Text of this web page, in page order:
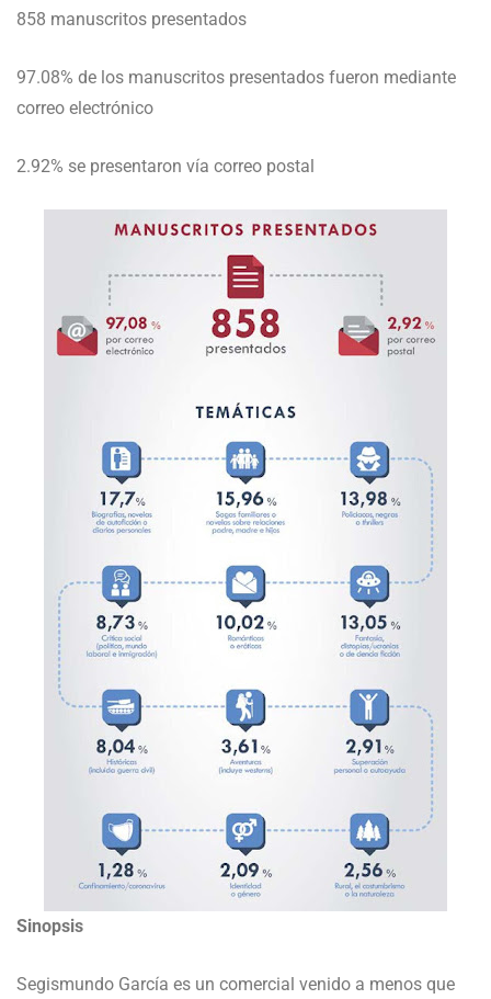
858 manuscritos presentados
97.08% de los manuscritos presentados fueron mediante
correo electrónico
2.92% se presentaron vía correo postal
Sinopsis
Segismundo García es un comercial venido a menos que